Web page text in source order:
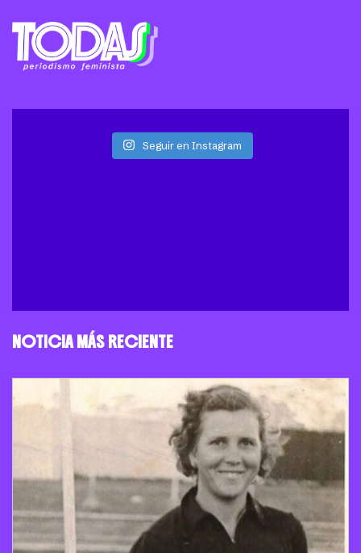
Seguir en Instagram
NOTICIA MÁS RECIENTE